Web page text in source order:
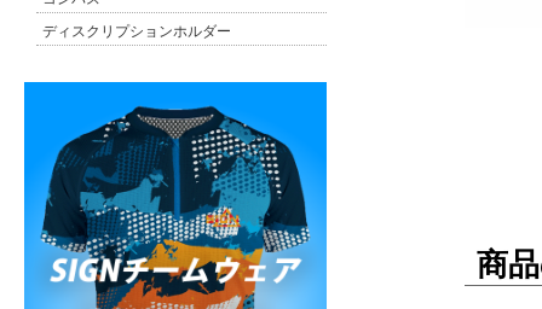
ディスクリプションホルダー
商